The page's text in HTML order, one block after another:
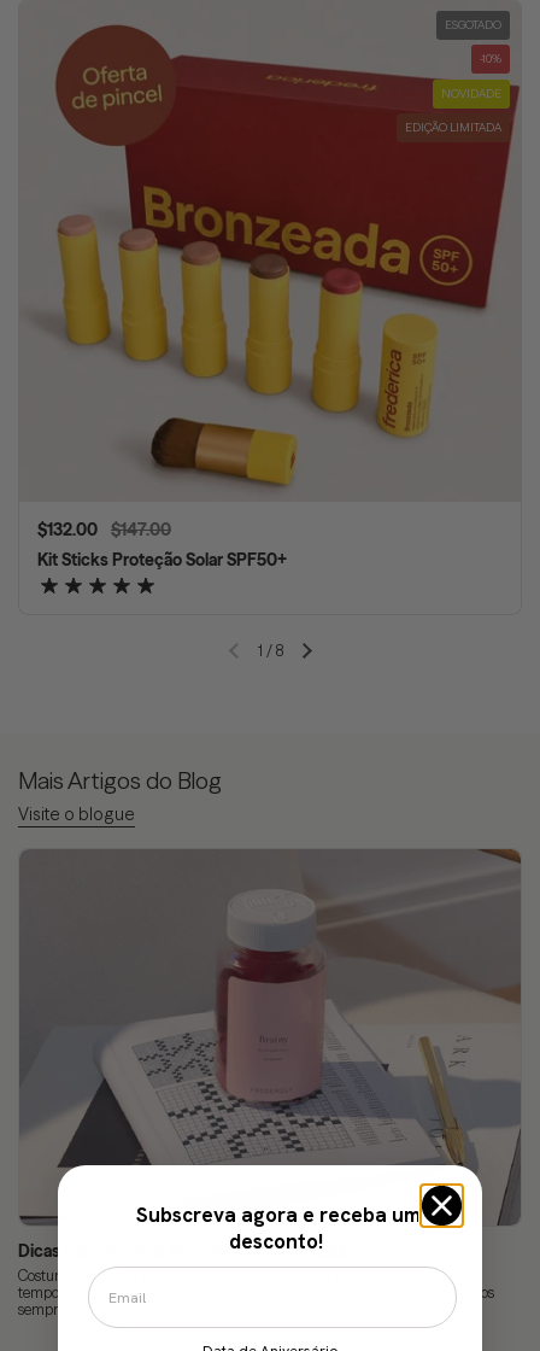
Preço normal
$132.00 Preço de venda
$147.00
Kit Sticks Proteção Solar SPF50+
ESGOTADO
-10%
NOVIDADE
EDIÇÃO LIMITADA
Slide anteriorPróximo slide
1 / 8
Mais Artigos do Blog
Visite o blogue
Dicas Para Ser Uma Pessoa Mais Organizada
Costuma acumular tarefas? Tem roupa espalhada pelo quarto? Há quanto
tempo é que a sua vida está um verdadeiro caos? Não se preocupe. Estamos
sempre a tempo de aprender mais...
Subscreva agora e receba um
desconto!